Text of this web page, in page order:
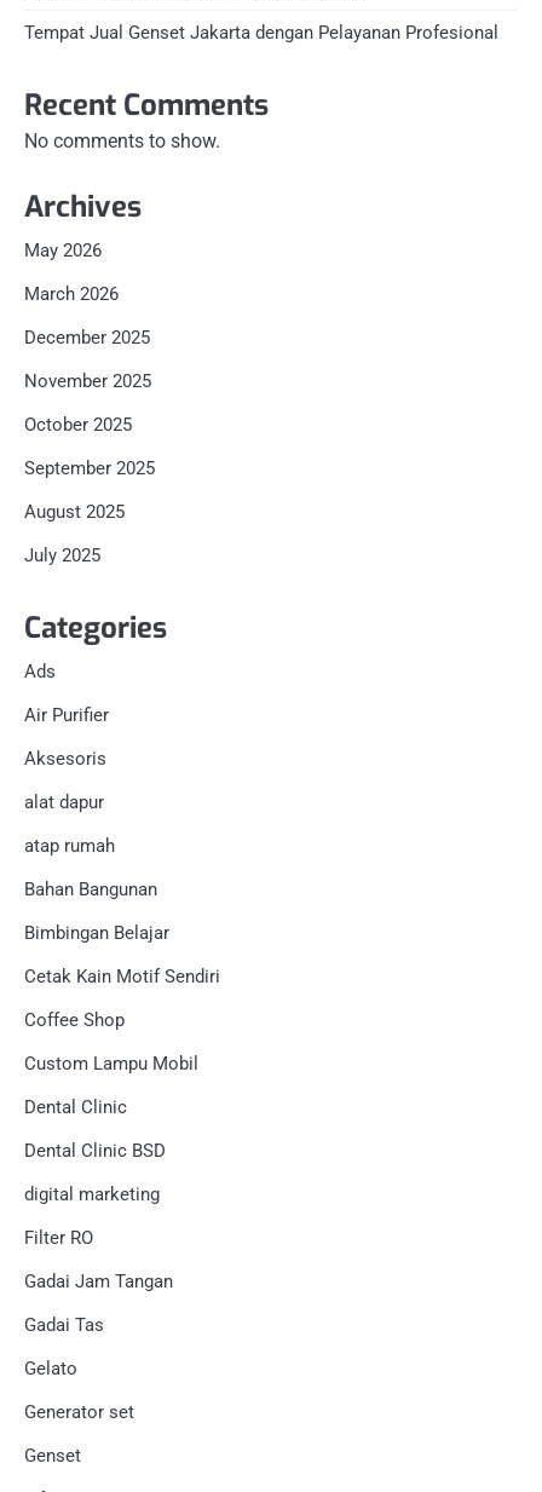
Tempat Jual Genset Jakarta dengan Pelayanan Profesional
Recent Comments
No comments to show.
Archives
May 2026
March 2026
December 2025
November 2025
October 2025
September 2025
August 2025
July 2025
Categories
Ads
Air Purifier
Aksesoris
alat dapur
atap rumah
Bahan Bangunan
Bimbingan Belajar
Cetak Kain Motif Sendiri
Coffee Shop
Custom Lampu Mobil
Dental Clinic
Dental Clinic BSD
digital marketing
Filter RO
Gadai Jam Tangan
Gadai Tas
Gelato
Generator set
Genset